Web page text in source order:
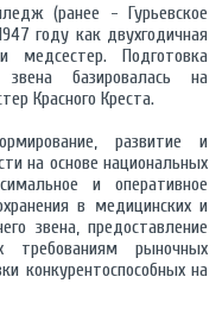
(ранее - Гурьевское
году как двухгодичная
медсестер. Подготовка
звена базировалась на
Красного Креста.
развитие и
на основе национальных
и оперативное
в медицинских и
звена, предоставление
требованиям рыночных
конкурентоспособных на